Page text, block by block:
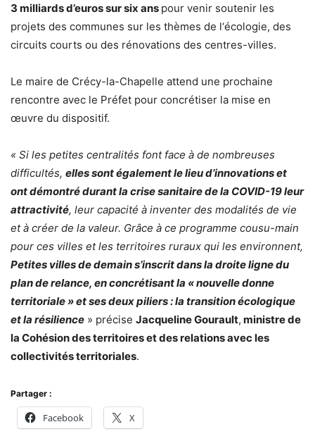
3 milliards d’euros sur six ans pour venir soutenir les
projets des communes sur les thèmes de l‘écologie, des
circuits courts ou des rénovations des centres-villes.
Le maire de Crécy-la-Chapelle attend une prochaine
rencontre avec le Préfet pour concrétiser la mise en
œuvre du dispositif.
« Si les petites centralités font face à de nombreuses
difficultés, elles sont également le lieu d’innovations et
ont démontré durant la crise sanitaire de la COVID-19 leur
attractivité, leur capacité à inventer des modalités de vie
et à créer de la valeur. Grâce à ce programme cousu-main
pour ces villes et les territoires ruraux qui les environnent,
Petites villes de demain s’inscrit dans la droite ligne du
plan de relance, en concrétisant la « nouvelle donne
territoriale » et ses deux piliers : la transition écologique
et la résilience » précise Jacqueline Gourault, ministre de
la Cohésion des territoires et des relations avec les
collectivités territoriales.
Partager :
Facebook X